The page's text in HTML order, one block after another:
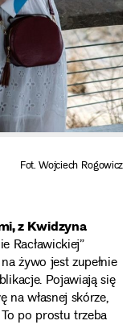
Fot. Wojciech Rogowicz
z Kwidzyna
Racławickiej”
żywo jest zupełnie
Pojawiają się
własnej skórze,
po prostu trzeba